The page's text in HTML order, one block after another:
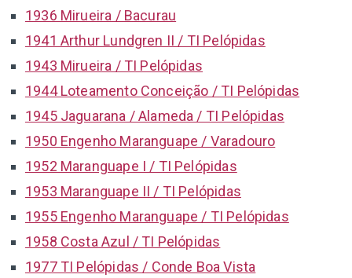
1936 Mirueira / Bacurau
1941 Arthur Lundgren II / TI Pelópidas
1943 Mirueira / TI Pelópidas
1944 Loteamento Conceição / TI Pelópidas
1945 Jaguarana / Alameda / TI Pelópidas
1950 Engenho Maranguape / Varadouro
1952 Maranguape I / TI Pelópidas
1953 Maranguape II / TI Pelópidas
1955 Engenho Maranguape / TI Pelópidas
1958 Costa Azul / TI Pelópidas
1977 TI Pelópidas / Conde Boa Vista